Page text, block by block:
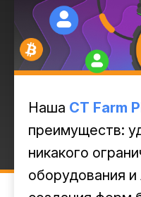
Наша CT Farm
преимуществ:
никакого
оборудования